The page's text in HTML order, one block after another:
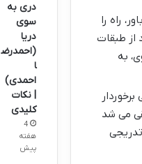
راه را
از طبقات
به
می شد
دری به
سوی
دریا
(احمدرض
ا
احمدی)
| نکات
کلیدی
4
هفته
پیش